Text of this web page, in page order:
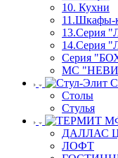
10. Кухни
13.Серия
14.Серия
Серия
МС
Столы
Стулья
ДАЛЛАС
ЛОФТ